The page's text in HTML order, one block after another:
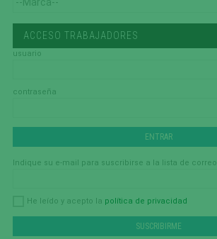
ACCESO TRABAJADORES
usuario
contraseña
Indique su e-mail para suscribirse a la lista de correo
He leído y acepto la política de privacidad